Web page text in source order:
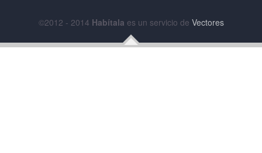
©2012 - 2014 Habítala es un servicio de Vectores